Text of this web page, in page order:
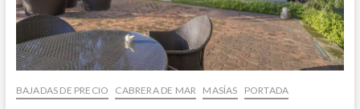
con
ascensor.
Cabrera
de
Mar
BAJADAS DE PRECIO
CABRERA DE MAR MASÍAS PORTADA